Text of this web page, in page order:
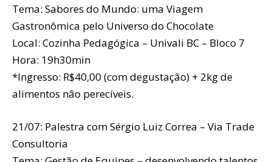
Tema: Sabores do Mundo: uma Viagem
Gastronômica pelo Universo do Chocolate
Local: Cozinha Pedagógica – Univali BC – Bloco 7
Hora: 19h30min
*Ingresso: R$40,00 (com degustação) + 2kg de
alimentos não perecíveis.
21/07: Palestra com Sérgio Luiz Correa – Via Trade
Consultoria